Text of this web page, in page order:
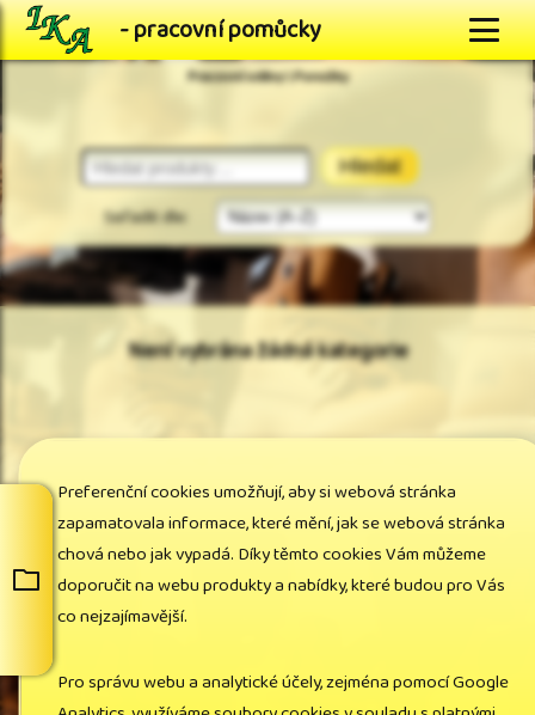
- pracovní pomůcky
Pracovní oděvy \ Ponožky
Hledat
Seřadit dle:
Není vybrána žádná kategorie
Preferenční cookies umožňují, aby si webová stránka
zapamatovala informace, které mění, jak se webová stránka
chová nebo jak vypadá. Díky těmto cookies Vám můžeme
doporučit na webu produkty a nabídky, které budou pro Vás
co nejzajímavější.
Pro správu webu a analytické účely, zejména pomocí Google